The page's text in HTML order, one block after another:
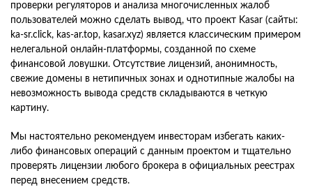
проверки регуляторов и анализа многочисленных жалоб
пользователей можно сделать вывод, что проект Kasar (сайты:
ka-sr.click, kas-ar.top, kasar.xyz) является классическим примером
нелегальной онлайн-платформы, созданной по схеме
финансовой ловушки. Отсутствие лицензий, анонимность,
свежие домены в нетипичных зонах и однотипные жалобы на
невозможность вывода средств складываются в четкую
картину.
Мы настоятельно рекомендуем инвесторам избегать каких-
либо финансовых операций с данным проектом и тщательно
проверять лицензии любого брокера в официальных реестрах
перед внесением средств.